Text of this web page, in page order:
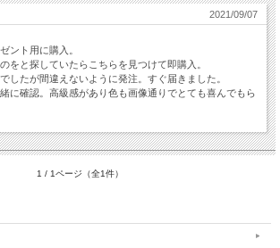
2021/09/07
ント用に購入。
をと探していたらこちらを見つけて即購入。
したが間違えないように発注。すぐ届きました。
に確認。高級感があり色も画像通りでとても喜んでもら
1 / 1ページ（全1件）